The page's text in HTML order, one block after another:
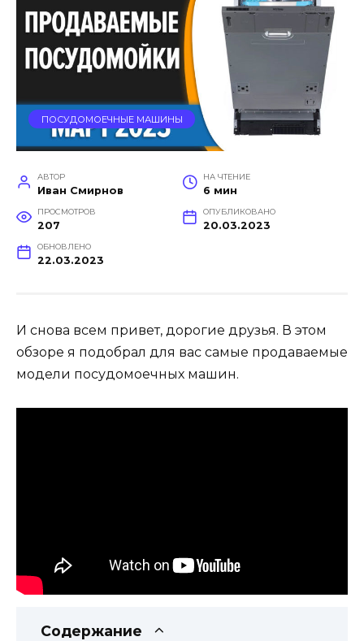
ПОСУДОМОЕЧНЫЕ МАШИНЫ
АВТОР
Иван Смирнов
НА ЧТЕНИЕ
6 мин
ПРОСМОТРОВ
207
ОПУБЛИКОВАНО
20.03.2023
ОБНОВЛЕНО
22.03.2023
И снова всем привет, дорогие друзья. В этом
обзоре я подобрал для вас самые продаваемые
модели посудомоечных машин.
Содержание